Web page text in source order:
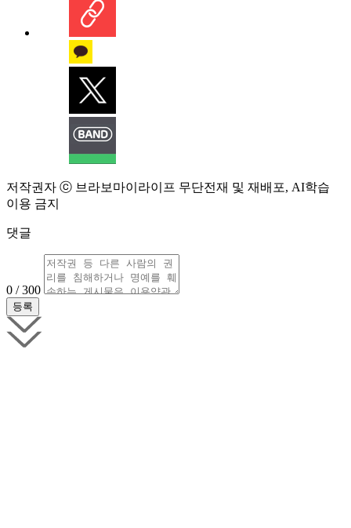
저작권자 ⓒ 브라보마이라이프 무단전재 및 재배포, AI학습
이용 금지
댓글
0 / 300